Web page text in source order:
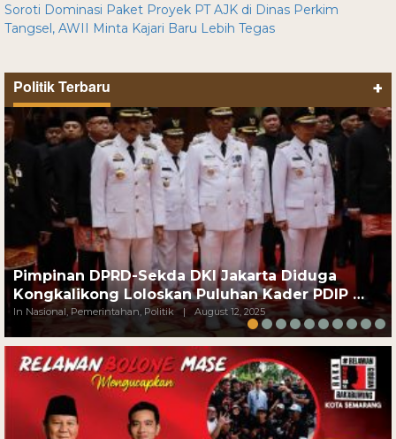
Soroti Dominasi Paket Proyek PT AJK di Dinas Perkim
Tangsel, AWII Minta Kajari Baru Lebih Tegas
Politik Terbaru +
Pimpinan DPRD-Sekda DKI Jakarta Diduga
Kongkalikong Loloskan Puluhan Kader PDIP …
In Nasional, Pemerintahan, Politik | August 12, 2025